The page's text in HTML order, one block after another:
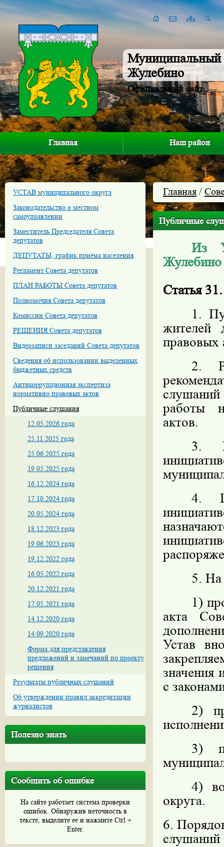
Муниципальный
Жулебино
Официальный сайт
Главная Наш район
УСТАВ муниципального округа
Законодательство о местном
самоуправлении
Заместитель Председателя Совета
депутатов
ДЕПУТАТЫ, график приёма населения
Регламент Совета депутатов
ПЛАН РАБОТЫ Совета депутатов
Полномочия Совета депутатов
Комиссии Совета депутатов
РЕШЕНИЯ Совета депутатов
Видеозаписи заседаний Совета депутатов
Сведения об использовании выделенных
бюджетных средств
Антикоррупционная экспертиза
нормативно правовых актов
Публичные слушания
12.05.2026 года
25.11.2025 года
25.06.2025 года
19.05.2025 года
16.12.2024 года
17.10.2024 года
20.05.2024 года
18.12.2023 года
19.06.2023 года
19.12.2022 года
16.05.2022 года
20.12.2021 года
17.05.2021 года
14.12.2020 года
14.09.2020 года
Форма для представления
предложений и замечаний по проекту
решения
Результаты публичных слушаний
Об утверждении правил аккредитации
журналистов
Полезно знать
Сообщить об ошибке
На сайте работает система проверки
ошибок. Обнаружив неточность в
тексте, выделите ее и нажмите Ctrl +
Enter.
Главная /
Публичные
Из
Жулебино
Статья
1.
жителей
правовых
2.
работы
актов.
3.
4.
5. На
1)
акта
Устав
значения
с
2)
3)
4)
округа.
6.
слушаний